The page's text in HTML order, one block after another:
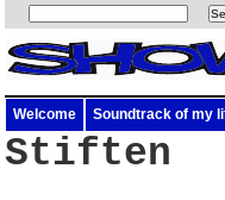
Welcome Soundtrack of my
Stiften